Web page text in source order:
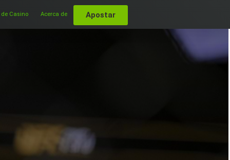
Casino Acerca de Apostar